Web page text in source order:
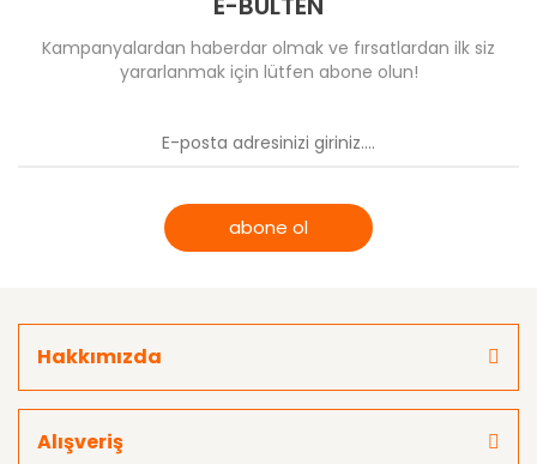
Kampanyalardan haberdar olmak ve fırsatlardan ilk siz
yararlanmak için lütfen abone olun!
abone ol
Hakkımızda
Alışveriş